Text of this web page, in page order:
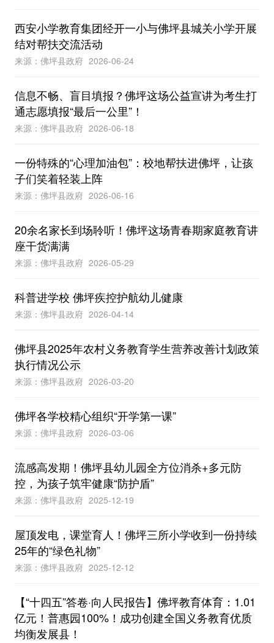
西安小学教育集团经开一小与佛坪县城关小学开展
结对帮扶交流活动
来源：佛坪县政府 2026-06-24
信息不畅、盲目填报？佛坪这场公益宣讲为考生打
通志愿填报“最后一公里”！
来源：佛坪县政府 2026-06-18
一份特殊的“心理加油包”：校地帮扶进佛坪，让孩
子们笑着轻装上阵
来源：佛坪县政府 2026-06-16
20余名家长到场聆听！佛坪这场青春期家庭教育讲
座干货满满
来源：佛坪县政府 2026-05-29
科普进学校 佛坪疾控护航幼儿健康
来源：佛坪县政府 2026-04-14
佛坪县2025年农村义务教育学生营养改善计划政策
执行情况公示
来源：佛坪县政府 2026-03-20
佛坪各学校精心组织“开学第一课”
来源：佛坪县政府 2026-03-06
流感高发期！佛坪县幼儿园全方位消杀+多元防
控，为孩子筑牢健康“防护盾”
来源：佛坪县政府 2025-12-19
屋顶发电，课堂育人！佛坪三所小学收到一份持续
25年的“绿色礼物”
来源：佛坪县政府 2025-12-12
【“十四五”答卷·向人民报告】佛坪教育体育：1.01
亿元！普惠园100%！成功创建全国义务教育优质
均衡发展县！